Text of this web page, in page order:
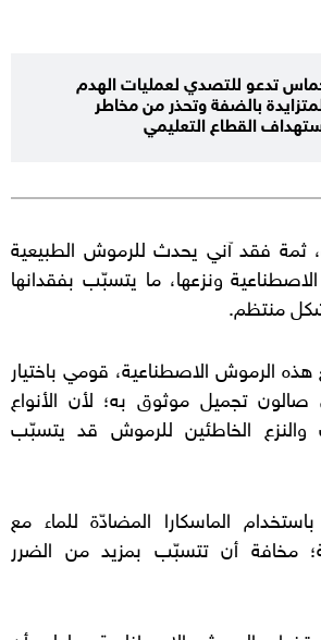
تدعو للتصدي لعمليات الهدم
بالضفة وتحذر من مخاطر
القطاع التعليمي
ثمة فقد آني يحدث للرموش الطبيعية
ونزعها، ما يتسبّب بفقدانها
منتظم.
الرموش الاصطناعية، قومي باختيار
صالون تجميل موثوق به؛ لأن الأنواع
والنزع الخاطئين للرموش قد يتسبّب
الماسكارا المضادّة للماء مع
مخافة أن تتسبّب بمزيد من الضرر